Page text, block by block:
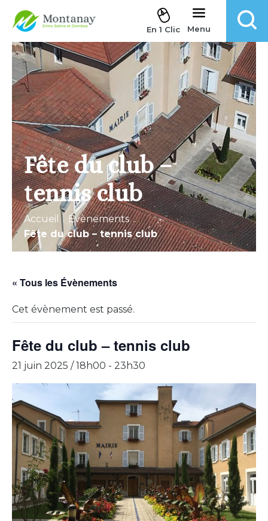
Aller au contenu
En 1 Clic Menu
Fête du club –
tennis club
Accueil . Évènements .
Fête du club – tennis club
« Tous les Évènements
Cet évènement est passé.
Fête du club – tennis club
21 juin 2025 / 18h00 - 23h30